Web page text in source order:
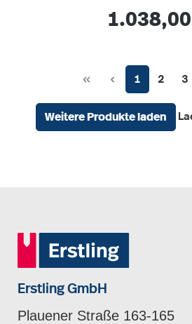
Regulärer
Seite
1 Seite
2 3
Weitere Produkte laden
Erstling GmbH
Plauener Straße 163-165